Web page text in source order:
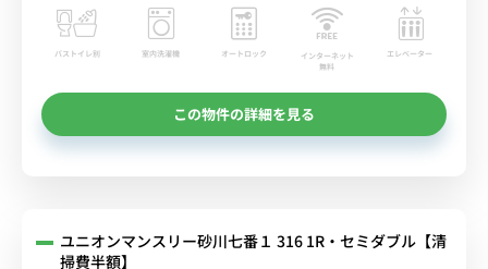
バストイレ別 室内洗濯機 オートロック
インターネット
無料
エレベーター
この物件の詳細を見る
ユニオンマンスリー砂川七番１ 316 1R・セミダブル【清
掃費半額】